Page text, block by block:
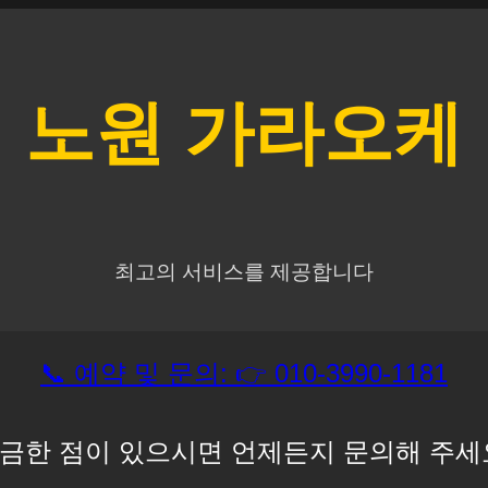
노원 가라오케
최고의 서비스를 제공합니다
📞 예약 및 문의: 👉 010-3990-1181
한 점이 있으시면 언제든지 문의해 주세